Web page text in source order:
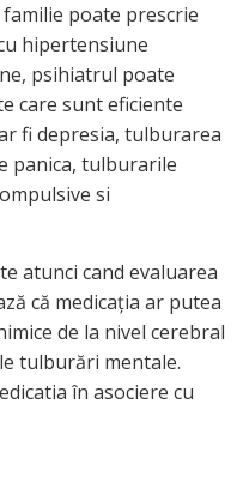
poate prescrie
hipertensiune
psihiatrul poate
care sunt eficiente
fi depresia, tulburarea
panica, tulburarile
si
atunci cand evaluarea
că medicaţia ar putea
de la nivel cerebral
tulburări mentale.
în asociere cu